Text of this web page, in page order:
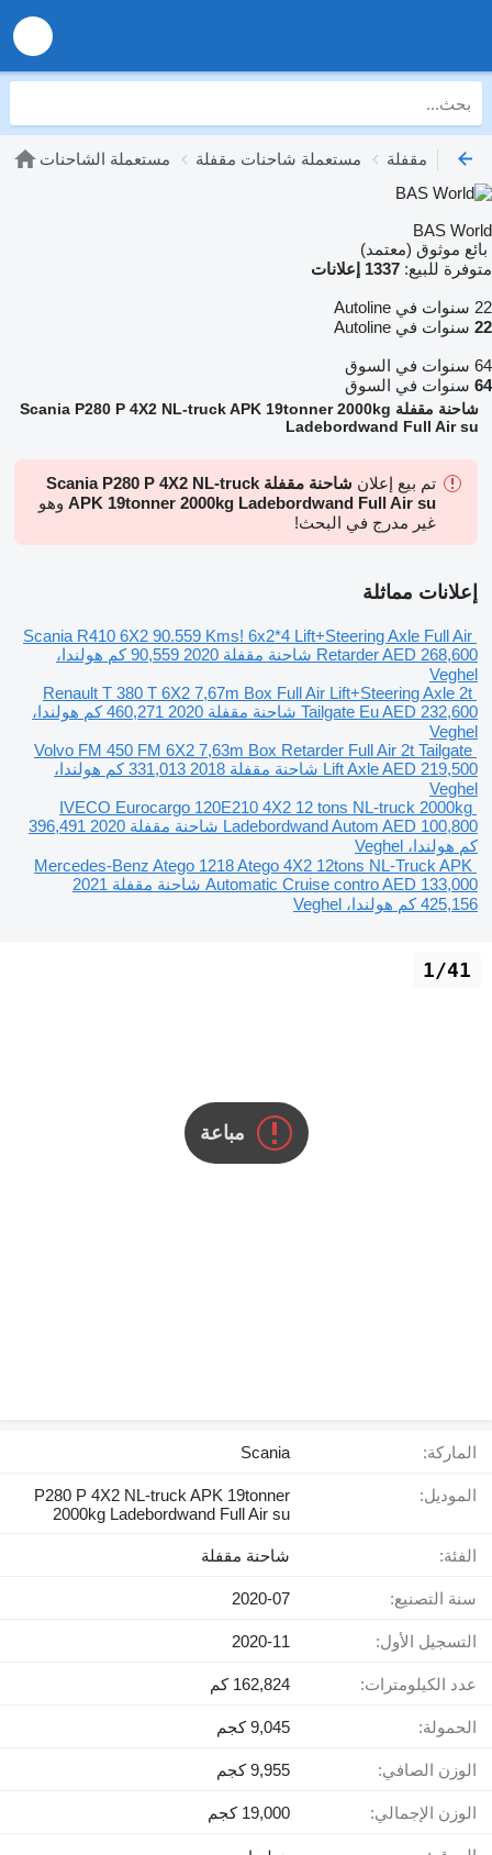
مستعملة الشاحنات مستعملة شاحنات مقفلة
BAS World
بائع موثوق (معتمد)
متوفرة للبيع: 1337 إعلانات
22 سنوات في Autoline
22 سنوات في Autoline
64 سنوات في السوق
64 سنوات في السوق
شاحنة مقفلة Scania P280 P 4X2 NL-truck APK 19tonner 2000kg
Ladebordwand Full Air su
تم بيع إعلان
شاحنة مقفلة Scania P280 P 4X2 NL-truck
APK 19tonner 2000kg Ladebordwand Full Air su وهو
غير مدرج في البحث!
إعلانات مماثلة
Scania R410 6X2 90.559 Kms! 6x2*4 Lift+Steering Axle Full Air
RetarderAED 268,600 شاحنة مقفلة 2020 90,559 كم
هولندا،
Veghel
Renault T 380 T 6X2 7,67m Box Full Air Lift+Steering Axle 2t
Tailgate EuAED 232,600 شاحنة مقفلة 2020 460,271 كم
هولندا،
Veghel
Volvo FM 450 FM 6X2 7,63m Box Retarder Full Air 2t Tailgate
Lift AxleAED 219,500 شاحنة مقفلة 2018 331,013 كم
هولندا،
Veghel
IVECO Eurocargo 120E210 4X2 12 tons NL-truck 2000kg
Ladebordwand Autom AED 100,800 شاحنة مقفلة 2020
396,491
كم هولندا، Veghel
Mercedes-Benz Atego 1218 Atego 4X2 12tons NL-Truck APK
Automatic Cruise controAED 133,000 شاحنة مقفلة 2021
425,156 كم
هولندا، Veghel
مباعة
1/41
الماركة: Scania
الموديل:
P280 P 4X2 NL-truck APK 19tonner
2000kg Ladebordwand Full Air su
الفئة: شاحنة مقفلة
سنة التصنيع: 2020-07
التسجيل الأول: 2020-11
عدد الكيلومترات: 162,824 كم
الحمولة: 9,045 كجم
الوزن الصافي: 9,955 كجم
الوزن الإجمالي: 19,000 كجم